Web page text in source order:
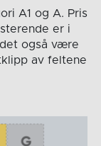
A1 og A. Pris
er i
også være
av feltene